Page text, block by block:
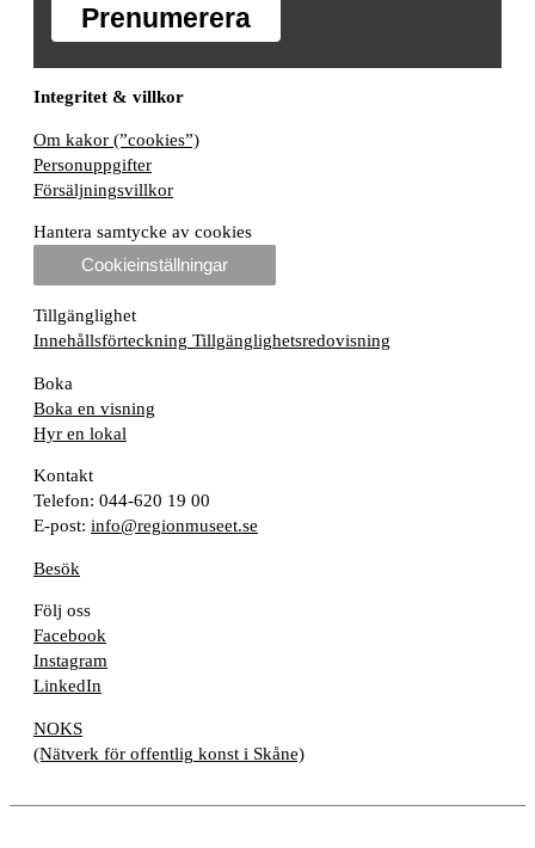
Prenumerera
Integritet & villkor
Om kakor (”cookies”)
Personuppgifter
Försäljningsvillkor
Hantera samtycke av cookies
Cookieinställningar
Tillgänglighet
Innehållsförteckning Tillgänglighetsredovisning
Boka
Boka en visning
Hyr en lokal
Kontakt
Telefon: 044-620 19 00
E-post: info@regionmuseet.se
Besök
Följ oss
Facebook
Instagram
LinkedIn
NOKS
(Nätverk för offentlig konst i Skåne)